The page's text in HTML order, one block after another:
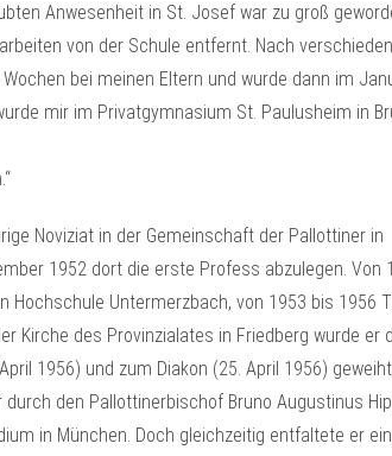
Anwesenheit in St. Josef war zu groß
von der Schule entfernt. Nach
bei meinen Eltern und wurde dann im
mir im Privatgymnasium St. Paulusheim in
Noviziat in der Gemeinschaft der Pallottiner in
1952 dort die erste Profess abzulegen. Von
Untermerzbach, von 1953 bis 1956
Kirche des Provinzialates in Friedberg wurde er
1956) und zum Diakon (25. April 1956)
den Pallottinerbischof Bruno Augustinus
in München. Doch gleichzeitig entfaltete er